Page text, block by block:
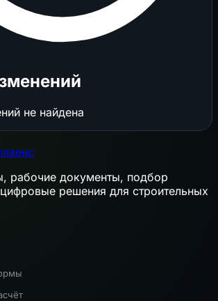
не найдена
рабочие документы, подбор
решения для строительных